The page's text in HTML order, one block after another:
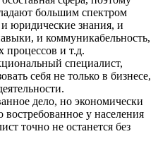
большим спектром
юридические знания, и
и коммуникабельность,
процессов и т.д.
специалист,
себя не только в бизнесе,
дело, но экономически
у населения
точно не останется без